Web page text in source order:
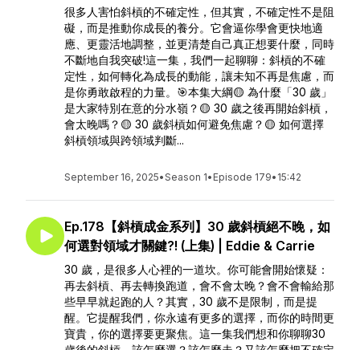
很多人害怕斜槓的不確定性，但其實，不確定性不是阻
礙，而是推動你成長的養分。它會逼你學會更快地適
應、更靈活地調整，並更清楚自己真正想要什麼，同時
不斷地自我突破!這一集，我們一起聊聊：斜槓的不確
定性，如何轉化為成長的動能，讓未知不再是焦慮，而
是你勇敢啟程的力量。🎯本集大綱🟡 為什麼「30 歲」
是大家特別在意的分水嶺？🟡 30 歲之後再開始斜槓，
會太晚嗎？🟡 30 歲斜槓如何避免焦慮？🟡 如何選擇
斜槓領域與跨領域判斷...
September 16, 2025•Season 1• Episode 179• 15:42
Ep.178【斜槓成金系列】30 歲斜槓絕不晚，如
何選對領域才關鍵?! (上集) | Eddie & Carrie
30 歲，是很多人心裡的一道坎。你可能會開始懷疑：
再去斜槓、再去轉換跑道，會不會太晚？會不會輸給那
些早早就起跑的人？其實，30 歲不是限制，而是提
醒。它提醒我們，你永遠有更多的選擇，而你的時間更
寶貴，你的選擇要更聚焦。這一集我們想和你聊聊30